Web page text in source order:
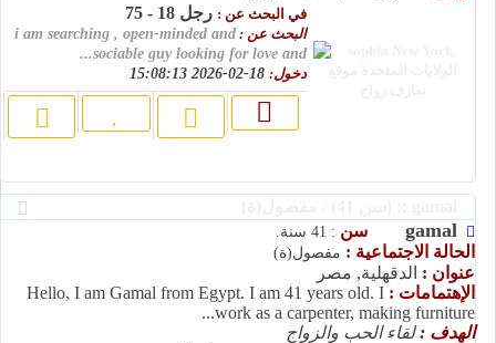
في البحث عن : رجل 18 - 75
البحث عن : i am searching , open-minded and
sociable guy looking for love and...
دخول:
gamal سن : 41 سنة.
الحالة الاجتماعية : مفصول(ة)
عنوان : الدقهلية, مصر
الإهتمامات : Hello, I am Gamal from Egypt. I am 41 years old. I
work as a carpenter, making furniture...
الهدف :لقاء الحب والزواج